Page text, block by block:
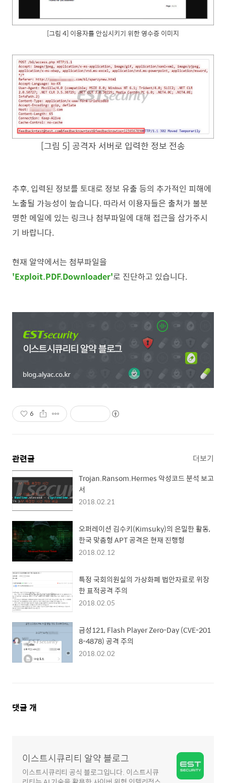
[그림 4] 이용자를 안심시키기 위한 영수증 이미지
[그림 5] 공격자 서버로 입력한 정보 전송
추후, 입력된 정보를 토대로 정보 유출 등의 추가적인 피해에
노출될 가능성이 높습니다. 따라서 이용자들은 출처가 불분
명한 메일에 있는 링크나 첨부파일에 대해 접근을 삼가주시
기 바랍니다.
현재 알약에서는 첨부파일을
'Exploit.PDF.Downloader'로 진단하고 있습니다.
6
관련글 더보기
Trojan.Ransom.Hermes 악성코드 분석 보고
서
2018.02.21
오퍼레이션 김수키(Kimsuky)의 은밀한 활동,
한국 맞춤형 APT 공격은 현재 진행형
2018.02.12
특정 국회의원실의 가상화폐 법안자료로 위장
한 표적공격 주의
2018.02.05
금성121, Flash Player Zero-Day (CVE-201
8-4878) 공격 주의
2018.02.02
댓
댓글 개
이스트시큐리티 알약 블로그
이스트시큐리티 공식 블로그입니다. 이스트시큐